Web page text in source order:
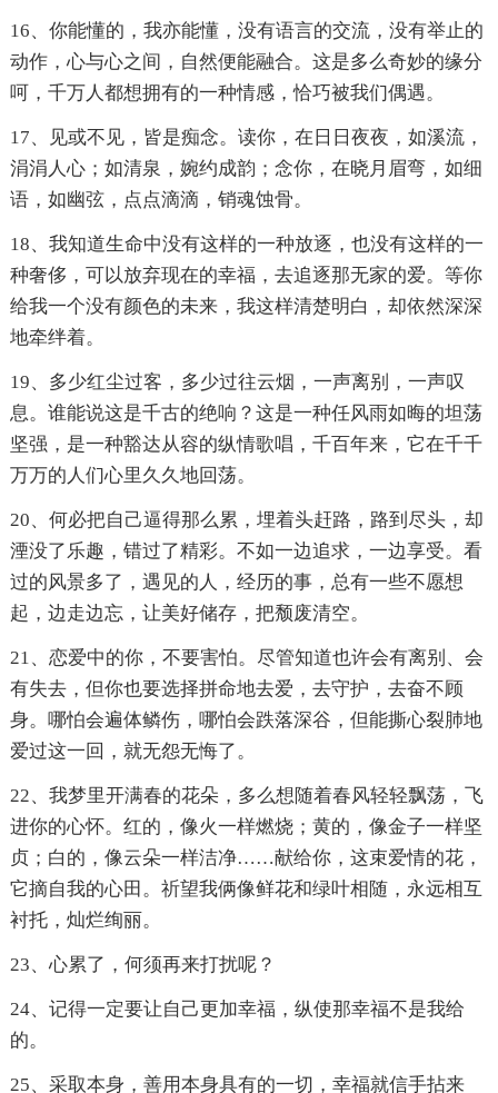
16、你能懂的，我亦能懂，没有语言的交流，没有举止的
动作，心与心之间，自然便能融合。这是多么奇妙的缘分
呵，千万人都想拥有的一种情感，恰巧被我们偶遇。
17、见或不见，皆是痴念。读你，在日日夜夜，如溪流，
涓涓人心；如清泉，婉约成韵；念你，在晓月眉弯，如细
语，如幽弦，点点滴滴，销魂蚀骨。
18、我知道生命中没有这样的一种放逐，也没有这样的一
种奢侈，可以放弃现在的幸福，去追逐那无家的爱。等你
给我一个没有颜色的未来，我这样清楚明白，却依然深深
地牵绊着。
19、多少红尘过客，多少过往云烟，一声离别，一声叹
息。谁能说这是千古的绝响？这是一种任风雨如晦的坦荡
坚强，是一种豁达从容的纵情歌唱，千百年来，它在千千
万万的人们心里久久地回荡。
20、何必把自己逼得那么累，埋着头赶路，路到尽头，却
湮没了乐趣，错过了精彩。不如一边追求，一边享受。看
过的风景多了，遇见的人，经历的事，总有一些不愿想
起，边走边忘，让美好储存，把颓废清空。
21、恋爱中的你，不要害怕。尽管知道也许会有离别、会
有失去，但你也要选择拼命地去爱，去守护，去奋不顾
身。哪怕会遍体鳞伤，哪怕会跌落深谷，但能撕心裂肺地
爱过这一回，就无怨无悔了。
22、我梦里开满春的花朵，多么想随着春风轻轻飘荡，飞
进你的心怀。红的，像火一样燃烧；黄的，像金子一样坚
贞；白的，像云朵一样洁净……献给你，这束爱情的花，
它摘自我的心田。祈望我俩像鲜花和绿叶相随，永远相互
衬托，灿烂绚丽。
23、心累了，何须再来打扰呢？
24、记得一定要让自己更加幸福，纵使那幸福不是我给
的。
25、采取本身，善用本身具有的一切，幸福就信手拈来